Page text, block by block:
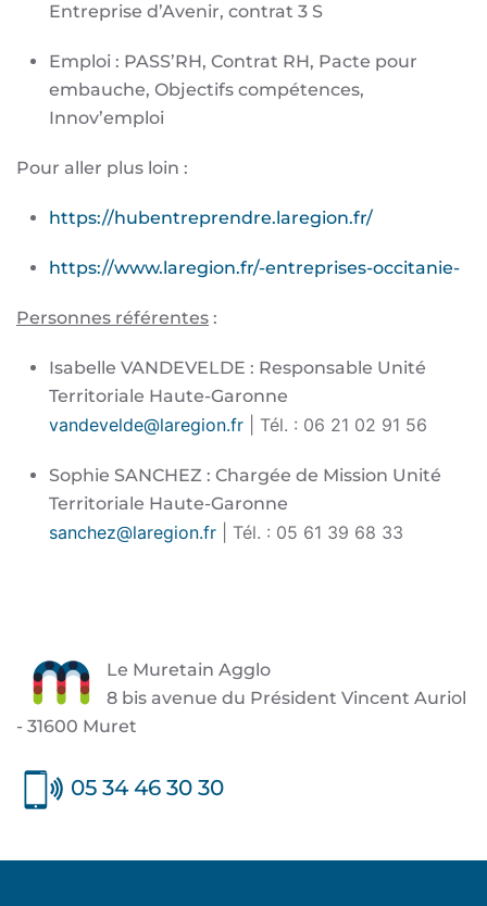
Entreprise d’Avenir, contrat 3 S
Emploi : PASS’RH, Contrat RH, Pacte pour
embauche, Objectifs compétences,
Innov’emploi
Pour aller plus loin :
https://hubentreprendre.laregion.fr/
https://www.laregion.fr/-entreprises-occitanie-
Personnes référentes :
Isabelle VANDEVELDE : Responsable Unité
Territoriale Haute-Garonne
vandevelde@laregion.fr | Tél. : 06 21 02 91 56
Sophie SANCHEZ : Chargée de Mission Unité
Territoriale Haute-Garonne
sanchez@laregion.fr | Tél. : 05 61 39 68 33
Le Muretain Agglo
8 bis avenue du Président Vincent Auriol
- 31600 Muret
05 34 46 30 30